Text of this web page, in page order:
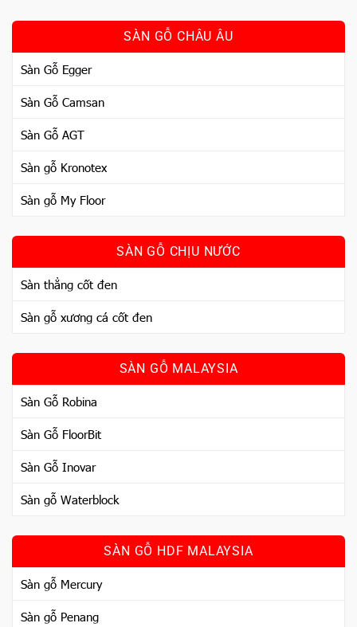
SÀN GỖ CHÂU ÂU
Sàn Gỗ Egger
Sàn Gỗ Camsan
Sàn Gỗ AGT
Sàn gỗ Kronotex
Sàn gỗ My Floor
SÀN GỖ CHỊU NƯỚC
Sàn thẳng cốt đen
Sàn gỗ xương cá cốt đen
SÀN GỖ MALAYSIA
Sàn Gỗ Robina
Sàn Gỗ FloorBit
Sàn Gỗ Inovar
Sàn gỗ Waterblock
SÀN GỖ HDF MALAYSIA
Sàn gỗ Mercury
Sàn gỗ Penang